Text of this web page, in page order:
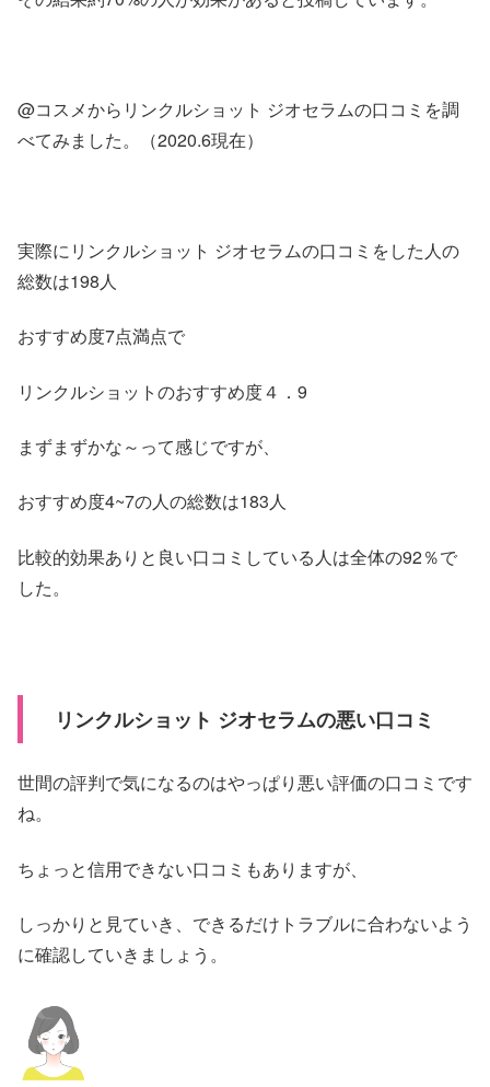
@コスメからリンクルショット ジオセラムの口コミを調
べてみました。（2020.6現在）
実際にリンクルショット ジオセラムの口コミをした人の
総数は198人
おすすめ度7点満点で
リンクルショットのおすすめ度４．9
まずまずかな～って感じですが、
おすすめ度4~7の人の総数は183人
比較的効果ありと良い口コミしている人は全体の92％で
した。
リンクルショット ジオセラムの悪い口コミ
世間の評判で気になるのはやっぱり悪い評価の口コミです
ね。
ちょっと信用できない口コミもありますが、
しっかりと見ていき、できるだけトラブルに合わないよう
に確認していきましょう。